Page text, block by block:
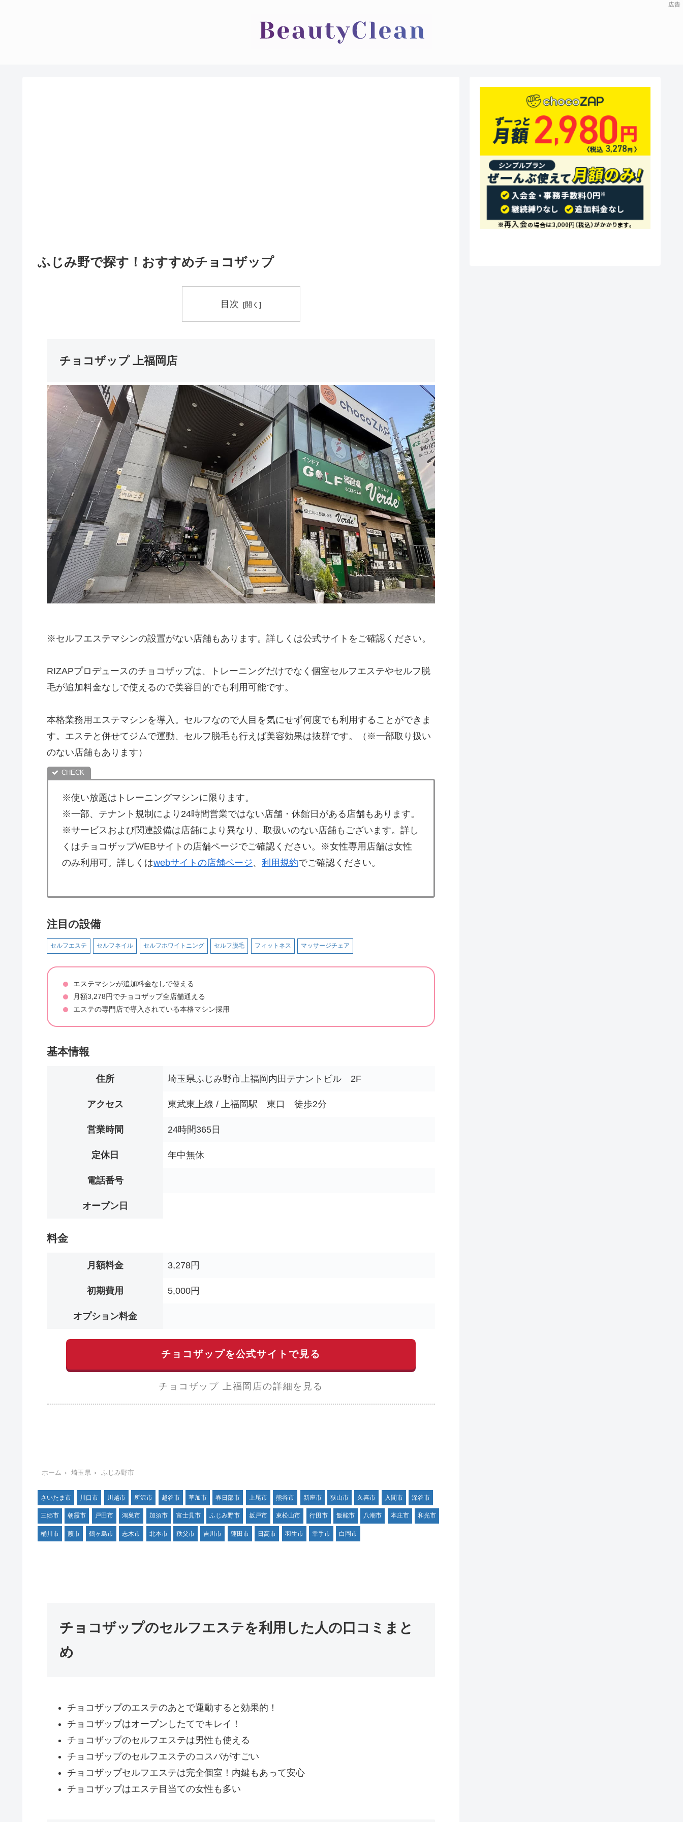
ふじみ野で探す！おすすめチョコザップ
目次
チョコザップ 上福岡店
※セルフエステマシンの設置がない店舗もあります。詳しくは公式サイトをご確認ください。
RIZAPプロデュースのチョコザップは、トレーニングだけでなく個室セルフエステやセルフ脱
毛が追加料金なしで使えるので美容目的でも利用可能です。
本格業務用エステマシンを導入。セルフなので人目を気にせず何度でも利用することができま
す。エステと併せてジムで運動、セルフ脱毛も行えば美容効果は抜群です。（※一部取り扱い
のない店舗もあります）
※使い放題はトレーニングマシンに限ります。
※一部、テナント規制により24時間営業ではない店舗・休館日がある店舗もあります。
※サービスおよび関連設備は店舗により異なり、取扱いのない店舗もございます。詳し
くはチョコザップWEBサイトの店舗ページでご確認ください。※女性専用店舗は女性
のみ利用可。詳しくはwebサイトの店舗ページ、 利用規約でご確認ください。
注目の設備
セルフエステ セルフネイル セルフホワイトニング セルフ脱毛 フィットネス マッサージチェア
エステマシンが追加料金なしで使える
月額3,278円でチョコザップ全店舗通える
エステの専門店で導入されている本格マシン採用
基本情報
住所 埼玉県ふじみ野市上福岡内田テナントビル 2F
アクセス 東武東上線 / 上福岡駅 東口 徒歩2分
営業時間 24時間365日
定休日 年中無休
電話番号
オープン日
料金
月額料金 3,278円
初期費用 5,000円
オプション料金
チョコザップを公式サイトで見る
チョコザップ 上福岡店の詳細を見る
ホーム 埼玉県 ふじみ野市
さいたま市 川口市 川越市 所沢市 越谷市 草加市 春日部市 上尾市 熊谷市 新座市 狭山市 久喜市 入間市 深谷市
三郷市 朝霞市 戸田市 鴻巣市 加須市 富士見市 ふじみ野市 坂戸市 東松山市 行田市 飯能市 八潮市 本庄市 和光市
桶川市 蕨市 鶴ヶ島市 志木市 北本市 秩父市 吉川市 蓮田市 日高市 羽生市 幸手市 白岡市
チョコザップのセルフエステを利用した人の口コミまと
め
チョコザップのエステのあとで運動すると効果的！
チョコザップはオープンしたてでキレイ！
チョコザップのセルフエステは男性も使える
チョコザップのセルフエステのコスパがすごい
チョコザップセルフエステは完全個室！内鍵もあって安心
チョコザップはエステ目当ての女性も多い